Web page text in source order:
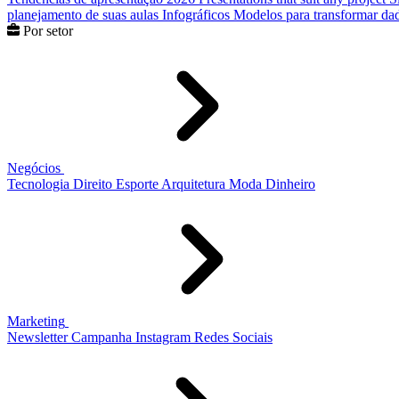
planejamento de suas aulas Infográficos Modelos para transformar
Por setor
Negócios
Tecnologia Direito Esporte Arquitetura Moda Dinheiro
Marketing
Newsletter Campanha Instagram Redes Sociais